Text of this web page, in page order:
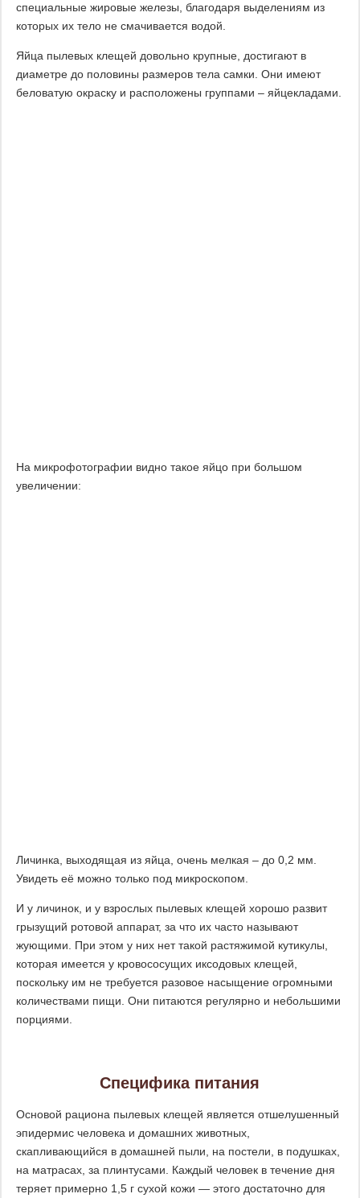
специальные жировые железы, благодаря выделениям из
которых их тело не смачивается водой.
Яйца пылевых клещей довольно крупные, достигают в
диаметре до половины размеров тела самки. Они имеют
беловатую окраску и расположены группами – яйцекладами.
На микрофотографии видно такое яйцо при большом
увеличении:
Личинка, выходящая из яйца, очень мелкая – до 0,2 мм.
Увидеть её можно только под микроскопом.
И у личинок, и у взрослых пылевых клещей хорошо развит
грызущий ротовой аппарат, за что их часто называют
жующими. При этом у них нет такой растяжимой кутикулы,
которая имеется у кровососущих иксодовых клещей,
поскольку им не требуется разовое насыщение огромными
количествами пищи. Они питаются регулярно и небольшими
порциями.
Специфика питания
Основой рациона пылевых клещей является отшелушенный
эпидермис человека и домашних животных,
скапливающийся в домашней пыли, на постели, в подушках,
на матрасах, за плинтусами. Каждый человек в течение дня
теряет примерно 1,5 г сухой кожи — этого достаточно для